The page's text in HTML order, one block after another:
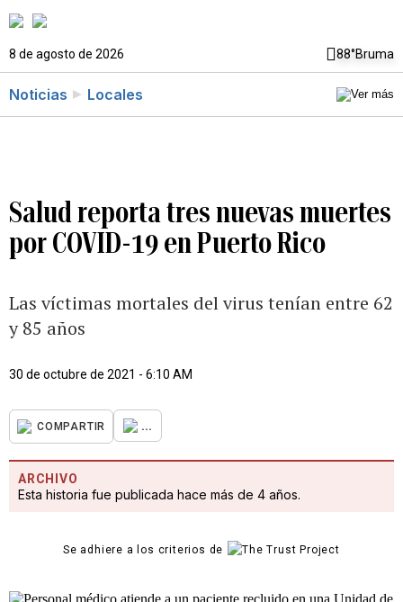
8 de agosto de 2026 88°Bruma
Noticias Locales
Salud reporta tres nuevas muertes
por COVID-19 en Puerto Rico
Las víctimas mortales del virus tenían entre 62
y 85 años
30 de octubre de 2021 - 6:10 AM
COMPARTIR ...
ARCHIVO
Esta historia fue publicada hace más de 4 años.
Se adhiere a los criterios de